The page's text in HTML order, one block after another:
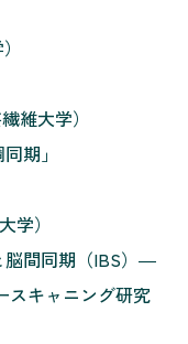
維大学）
期 」
学）
脳間同期（IBS）―
スキャニング研究